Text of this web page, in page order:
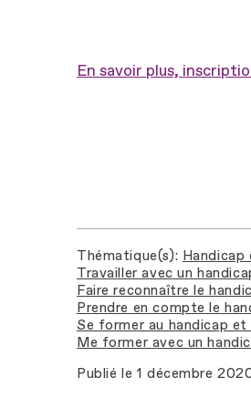
En savoir plus,
Thématique(s)
Travailler avec un
Faire reconnaître le
Prendre en compte le
Se former au handicap et
Me former avec un
Publié le 1 décembre